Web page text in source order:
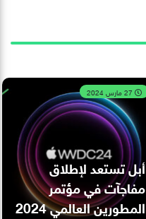
أبل تستعد لإطلاق
مفاجآت في مؤتمر
المطورين العالمي 2024